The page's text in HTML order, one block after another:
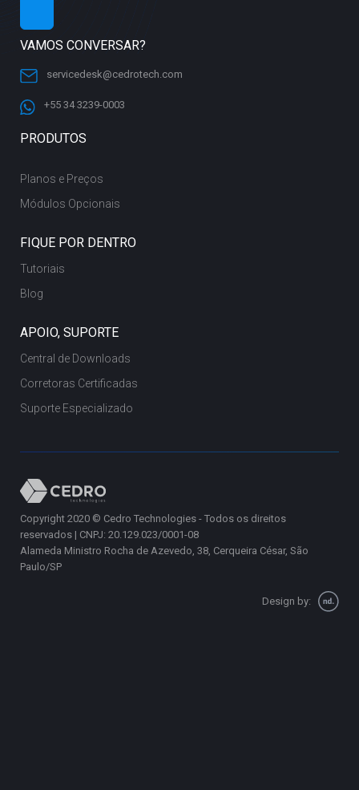
VAMOS CONVERSAR?
servicedesk@cedrotech.com
+55 34 3239-0003
PRODUTOS
Planos e Preços
Módulos Opcionais
FIQUE POR DENTRO
Tutoriais
Blog
APOIO, SUPORTE
Central de Downloads
Corretoras Certificadas
Suporte Especializado
Copyright 2020 © Cedro Technologies - Todos os direitos
reservados | CNPJ: 20.129.023/0001-08
Alameda Ministro Rocha de Azevedo, 38, Cerqueira César, São
Paulo/SP
Design by: